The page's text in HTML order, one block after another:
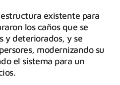
existente para
los caños que se
y deteriorados, y se
modernizando su
el sistema para un